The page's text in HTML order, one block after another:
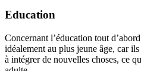
Education
Concernant l’éducation tout
idéalement au plus jeune âge, car
à intégrer de nouvelles choses, ce